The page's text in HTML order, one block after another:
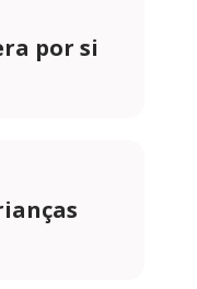
por si